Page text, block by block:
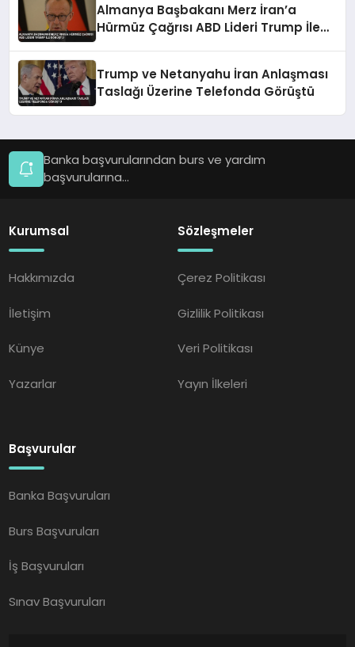
Almanya Başbakanı Merz İran’a
Hürmüz Çağrısı ABD Lideri Trump İle
Trump ve Netanyahu İran Anlaşması
Taslağı Üzerine Telefonda Görüştü
Banka başvurularından burs ve yardım
başvurularına...
Kurumsal
Hakkımızda
İletişim
Künye
Yazarlar
Sözleşmeler
Çerez Politikası
Gizlilik Politikası
Veri Politikası
Yayın İlkeleri
Başvurular
Banka Başvuruları
Burs Başvuruları
İş Başvuruları
Sınav Başvuruları